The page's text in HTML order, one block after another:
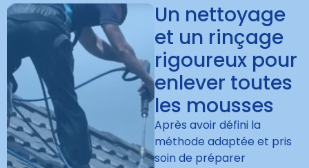
Un nettoyage
et un rinçage
rigoureux pour
enlever toutes
les mousses
Après avoir défini la
méthode adaptée et pris
soin de préparer